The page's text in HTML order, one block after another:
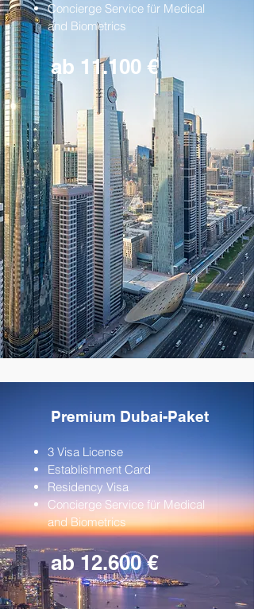
Concierge Service für Medical
and Biometrics
ab 11.100 €
Premium Dubai-Paket
3 Visa License
Establishment Card
Residency Visa
Concierge Service für Medical
and Biometrics
ab 12.600 €